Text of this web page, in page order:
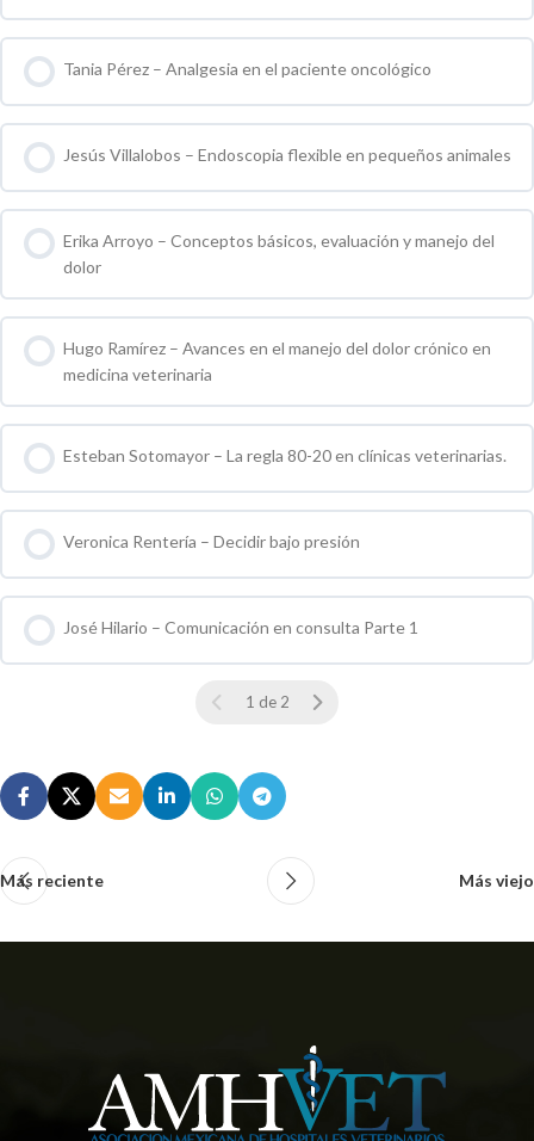
0 % COMPLETO 0 / 0 pasos
Tania Pérez – Analgesia en el paciente oncológico
0 % COMPLETO 0 / 0 pasos
Jesús Villalobos – Endoscopia flexible en pequeños animales
0 % COMPLETO 0 / 0 pasos
Erika Arroyo – Conceptos básicos, evaluación y manejo del
dolor
0 % COMPLETO 0 / 0 pasos
Hugo Ramírez – Avances en el manejo del dolor crónico en
medicina veterinaria
0 % COMPLETO 0 / 0 pasos
Esteban Sotomayor – La regla 80-20 en clínicas veterinarias.
0 % COMPLETO 0 / 0 pasos
Veronica Rentería – Decidir bajo presión
0 % COMPLETO 0 / 0 pasos
José Hilario – Comunicación en consulta Parte 1
0 % COMPLETO 0 / 0 pasos
1 de 2
Más reciente Más viejo